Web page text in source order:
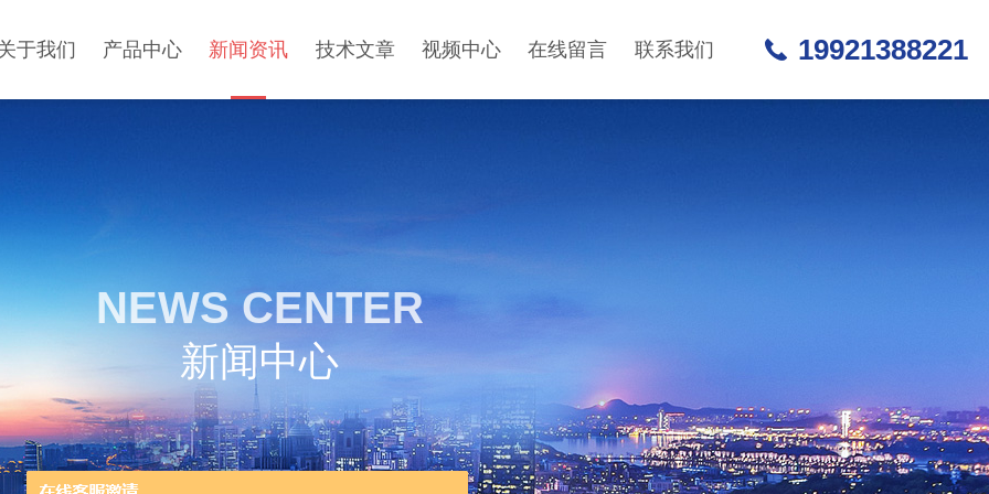
于我们 产品中心 新闻资讯 技术文章 视频中心 在线留言 联系我们 19921388221
NEWS CENTER
新闻中心